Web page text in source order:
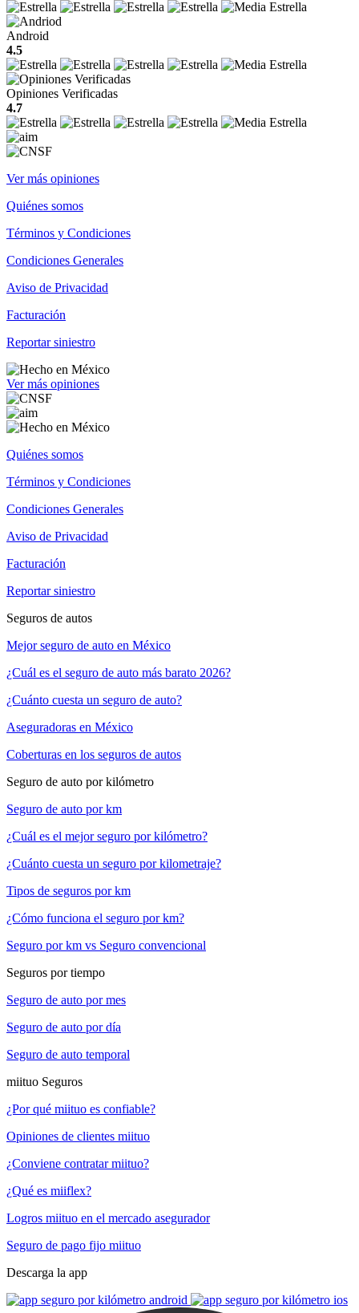
Android
4.5
Opiniones Verificadas
4.7
Ver más opiniones
Quiénes somos
Términos y Condiciones
Condiciones Generales
Aviso de Privacidad
Facturación
Reportar siniestro
Ver más opiniones
Quiénes somos
Términos y Condiciones
Condiciones Generales
Aviso de Privacidad
Facturación
Reportar siniestro
Seguros de autos
Mejor seguro de auto en México
¿Cuál es el seguro de auto más barato 2026?
¿Cuánto cuesta un seguro de auto?
Aseguradoras en México
Coberturas en los seguros de autos
Seguro de auto por kilómetro
Seguro de auto por km
¿Cuál es el mejor seguro por kilómetro?
¿Cuánto cuesta un seguro por kilometraje?
Tipos de seguros por km
¿Cómo funciona el seguro por km?
Seguro por km vs Seguro convencional
Seguros por tiempo
Seguro de auto por mes
Seguro de auto por día
Seguro de auto temporal
miituo Seguros
¿Por qué miituo es confiable?
Opiniones de clientes miituo
¿Conviene contratar miituo?
¿Qué es miiflex?
Logros miituo en el mercado asegurador
Seguro de pago fijo miituo
Descarga la app